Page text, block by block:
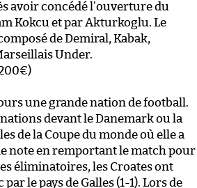
avoir concédé l’ouverture du
Kokcu et par Akturkoglu. Le
de Demiral, Kabak,
Under.
une grande nation de football.
devant le Danemark ou la
de la Coupe du monde où elle a
note en remportant le match pour
éliminatoires, les Croates ont
le pays de Galles (1-1). Lors de